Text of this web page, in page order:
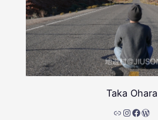
Taka Ohara
リンク Instagram Facebook WordPress